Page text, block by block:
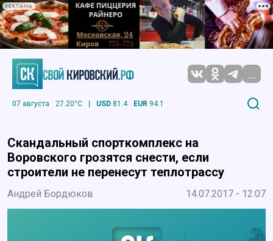
РЕКЛАМА
...
07 августа 27.20°C | USD 81.4 EUR 94.1
Скандальный спорткомплекс на
Воровского грозятся снести, если
строители не перенесут теплотрассу
Андрей Бордюков 14.07.2017 - 12:07